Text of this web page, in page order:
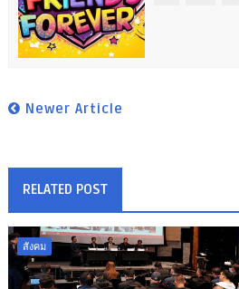
Newer Article
RELATED POST
สังคม